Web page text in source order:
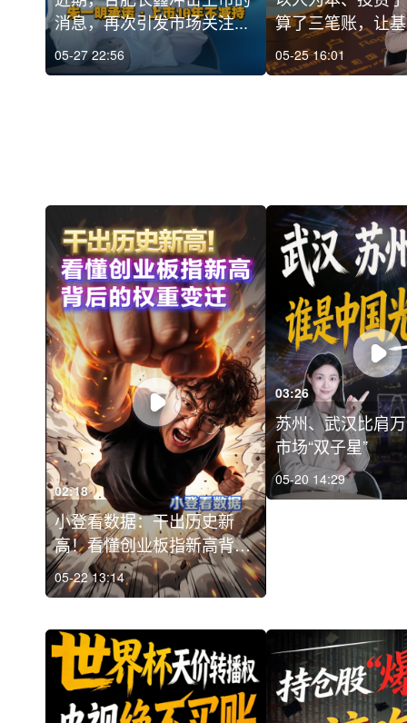
消息，再次引发市场关注...
05-27 22:56
算了三笔账，让
05-25 16:01
02:18
小登看数据：干出历史新
高！看懂创业板指新高背
后...
05-22 13:14
03:26
苏州、武汉比肩
市场“双子星”
05-20 14:29